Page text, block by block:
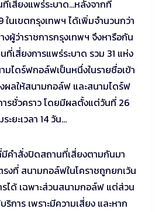
เสี่ยงแพร่ระบาด…หลังจากที่
นเขตกรุงเทพฯ ได้เพิ่มจำนวนกว่า
งผู้ว่าราชการกรุงเทพฯ จึงหารือกัน
เสี่ยงการแพร่ระบาด รวม 31 แห่ง
ไดร์ฟกอล์ฟเป็นหนึ่งในรายชื่อเข้า
ผลให้สนามกอล์ฟ และสนามไดร์ฟ
รชั่วคราว โดยมีผลตั้งแต่วันที่ 26
ะยะเวลา 14 วัน…
มีคำสั่งปิดสถานที่เสี่ยงตามกันมา
งที่ สนามกอล์ฟในโคราชถูกยกเว้น
รได้ เฉพาะส่วนสนามกอล์ฟ แต่ส่วน
ริการ เพราะมีความเสี่ยง และหาก